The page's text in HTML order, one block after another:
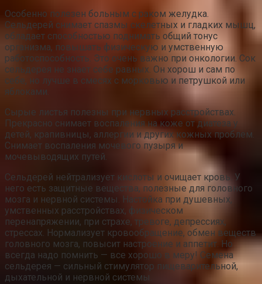
Особенно полезен больным с раком желудка.
Сельдерей снимает спазмы скелетных и гладких мышц,
обладает способностью поднимать общий тонус
организма, повышать физическую и умственную
работоспособность. Это очень важно при онкологии. Сок
сельдерея не знает себе равных. Он хорош и сам по
себе, но лучше в смесях с морковью и петрушкой или
яблоками.
Сырые листья полезны при нервных расстройствах.
Прекрасно снимает воспаления на коже от диатеза у
детей, крапивницы, аллергии и других кожных проблем.
Снимает воспаления мочевого пузыря и
мочевыводящих путей.
Сельдерей нейтрализует кислоты и очищает кровь. У
него есть защитные вещества, полезные для головного
мозга и нервной системы. Настойка при душевных,
умственных расстройствах, физическом
перенапряжении, при страхе, тревоге, депрессиях,
стрессах. Нормализует кровообращение, обмен веществ
головного мозга, повысит настроение и аппетит. Но
всегда надо помнить — все хорошо в меру! Семена
сельдерея — сильный стимулятор пищеварительной,
дыхательной и нервной системы.